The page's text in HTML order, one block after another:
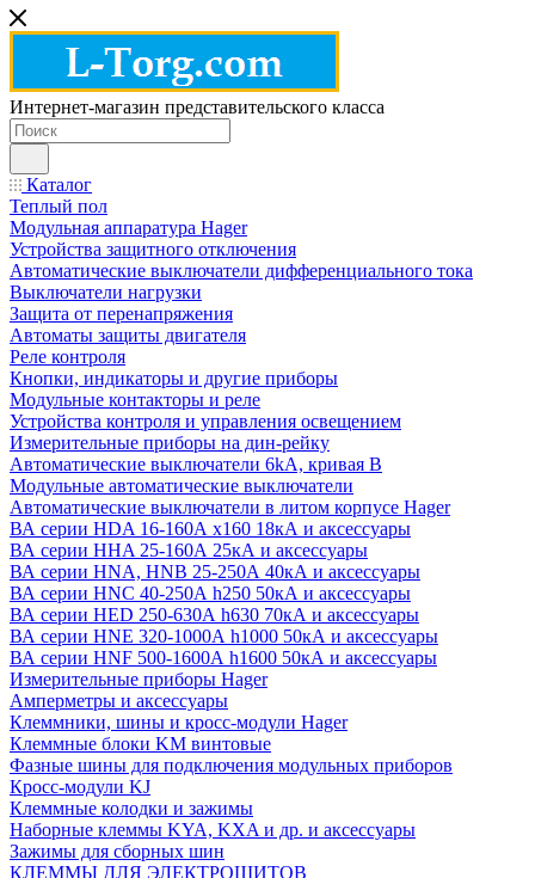
Интернет-магазин представительского класса
Каталог
Теплый пол
Модульная аппаратура Hager
Устройства защитного отключения
Автоматические выключатели дифференциального тока
Выключатели нагрузки
Защита от перенапряжения
Автоматы защиты двигателя
Реле контроля
Кнопки, индикаторы и другие приборы
Модульные контакторы и реле
Устройства контроля и управления освещением
Измерительные приборы на дин-рейку
Автоматические выключатели 6kA, кривая В
Модульные автоматические выключатели
Автоматические выключатели в литом корпусе Hager
ВА серии HDA 16-160А x160 18кА и аксессуары
ВА серии HHA 25-160А 25кА и аксессуары
ВА серии HNA, HNB 25-250А 40кА и аксессуары
ВА серии HNC 40-250А h250 50кА и аксессуары
ВА серии HED 250-630А h630 70кА и аксессуары
ВА серии HNE 320-1000А h1000 50кА и аксессуары
ВА серии HNF 500-1600А h1600 50кА и аксессуары
Измерительные приборы Hager
Амперметры и аксессуары
Клеммники, шины и кросс-модули Hager
Клеммные блоки KM винтовые
Фазные шины для подключения модульных приборов
Кросс-модули KJ
Клеммные колодки и зажимы
Наборные клеммы KYA, KXA и др. и аксессуары
Зажимы для сборных шин
КЛЕММЫ ДЛЯ ЭЛЕКТРОЩИТОВ